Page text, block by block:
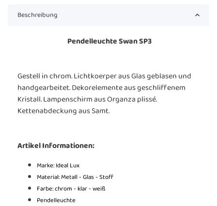
Beschreibung
Pendelleuchte Swan SP3
Gestell in chrom. Lichtkoerper aus Glas geblasen und
handgearbeitet. Dekorelemente aus geschliffenem
Kristall. Lampenschirm aus Organza plissé.
Kettenabdeckung aus Samt.
Artikel Informationen:
Marke: Ideal Lux
Material: Metall - Glas - Stoff
Farbe: chrom - klar - weiß
Pendelleuchte